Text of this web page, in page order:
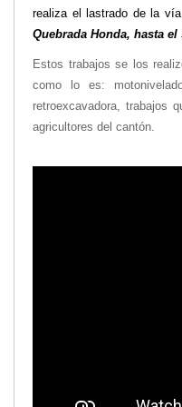
realiza el lastrado de la
Quebrada Honda, hasta
Estos trabajos se los
como lo es:
retroexcavadora, trabajos
agricultores del cantón.
Transparencia
GAD Macará
2026
2025